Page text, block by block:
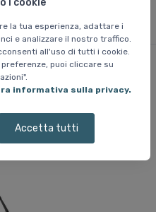
la tua esperienza, adattare i
e analizzare il nostro traffico.
all'uso di tutti i cookie.
puoi cliccare su
informativa sulla privacy.
Accetta tutti
simili